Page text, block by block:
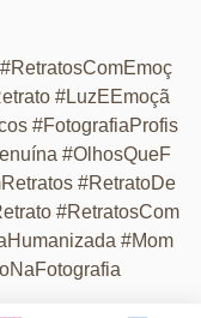
#RetratosComEmoç
#LuzEEmoçã
#FotografiaProfis
#OlhosQueF
#RetratoDe
#RetratosCom
#Mom